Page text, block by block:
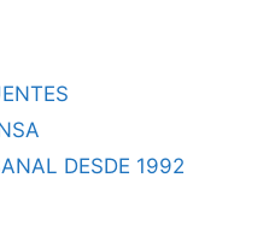
DESDE 1992